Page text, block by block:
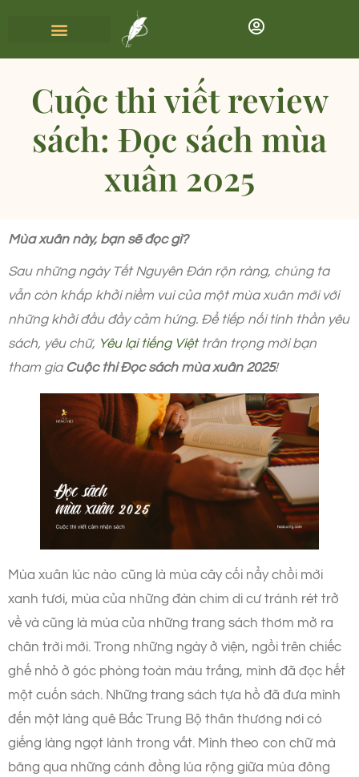
Cuộc thi viết review
sách: Đọc sách mùa
xuân 2025
Mùa xuân này, bạn sẽ đọc gì?
Sau những ngày Tết Nguyên Đán rộn ràng, chúng ta
vẫn còn khấp khởi niềm vui của một mùa xuân mới với
những khởi đầu đầy cảm hứng. Để tiếp nối tinh thần yêu
sách, yêu chữ, Yêu lại tiếng Việttrân trọng mời bạn
tham gia Cuộc thi Đọc sách mùa xuân 2025!
Mùa xuân lúc nào cũng là mùa cây cối nẩy chồi mới
xanh tươi, mùa của những đàn chim di cư tránh rét trở
về và cũng là mùa của những trang sách thơm mở ra
chân trời mới. Trong những ngày ở viện, ngồi trên chiếc
ghế nhỏ ở góc phòng toàn màu trắng, mình đã đọc hết
một cuốn sách. Những trang sách tựa hồ đã đưa mình
đến một làng quê Bắc Trung Bộ thân thương nơi có
giếng làng ngọt lành trong vắt. Mình theo con chữ mà
băng qua những cánh đồng lúa rộng giữa mùa đông